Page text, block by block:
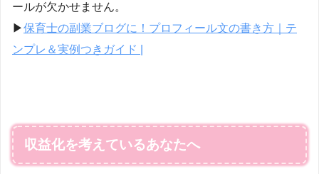
ールが欠かせません。
▶保育士の副業ブログに！プロフィール文の書き方｜テ
ンプレ＆実例つきガイド |
収益化を考えているあなたへ